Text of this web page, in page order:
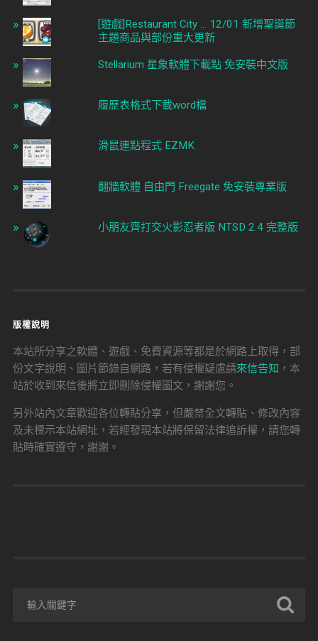
[遊戲]Restaurant City ... 12/01 新增聖誕節
主題商品與部份重大更新
Stellarium 星象軟體下載點 免安裝中文版
履歷表格式下載word檔
滑鼠連點程式 EZMK
翻牆軟體 自由門 Freegate 免安裝專業版
小朋友齊打交火影忍者版 NTSD 2.4 完整版
版權說明
本站所分享之軟體、遊戲、免費資源等都是於網路上取得，部
份文字說明、圖片節錄自網路，若有侵權疑慮請來信告知 ，本
站於收到來信後將立即刪除侵權圖文，謝謝您。
另外站內文章歡迎各位轉貼分享，但嚴禁全文轉貼、修改內容
及未標示本站網址，若經發現本站將保留法律追訴權，請您轉
貼時確實遵守，謝謝。